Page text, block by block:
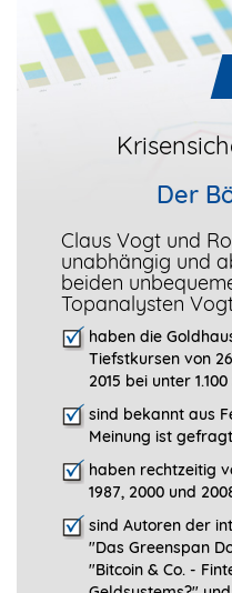
Der
Claus Vogt und
unabhängig und
beiden
Topanalysten
haben die
Tiefstkursen von
2015 bei unter
sind bekannt aus
Meinung ist gefragt
haben rechtzeitig
1987, 2000 und
sind Autoren der
"Das Greenspan
"Bitcoin & Co. -